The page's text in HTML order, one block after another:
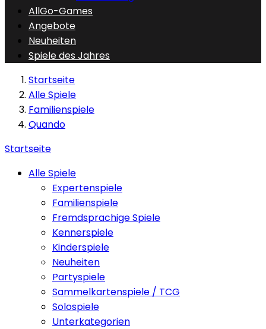
AllGo-Games
Angebote
Neuheiten
Spiele des Jahres
Startseite
Alle Spiele
Familienspiele
Quando
Startseite
Alle Spiele
Expertenspiele
Familienspiele
Fremdsprachige Spiele
Kennerspiele
Kinderspiele
Neuheiten
Partyspiele
Sammelkartenspiele / TCG
Solospiele
Unterkategorien